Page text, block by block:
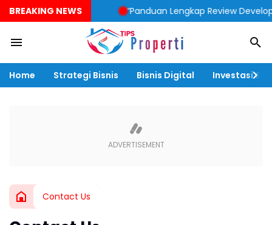
BREAKING NEWS “Panduan Lengkap Review
Home Strategi Bisnis Bisnis Digital Investasi &
Contact Us